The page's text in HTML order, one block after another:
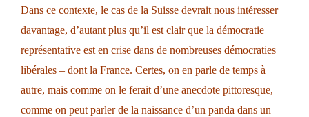
Dans ce contexte, le cas de la Suisse devrait nous intéresser
davantage, d’autant plus qu’il est clair que la démocratie
représentative est en crise dans de nombreuses démocraties
libérales – dont la France. Certes, on en parle de temps à
autre, mais comme on le ferait d’une anecdote pittoresque,
comme on peut parler de la naissance d’un panda dans un